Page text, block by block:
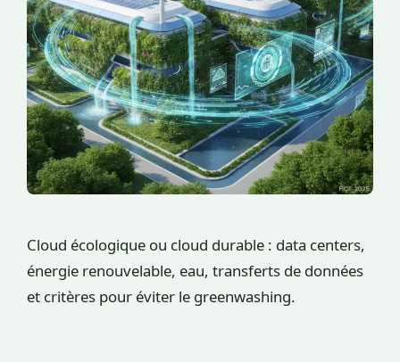
Cloud écologique ou cloud durable : data centers,
énergie renouvelable, eau, transferts de données
et critères pour éviter le greenwashing.